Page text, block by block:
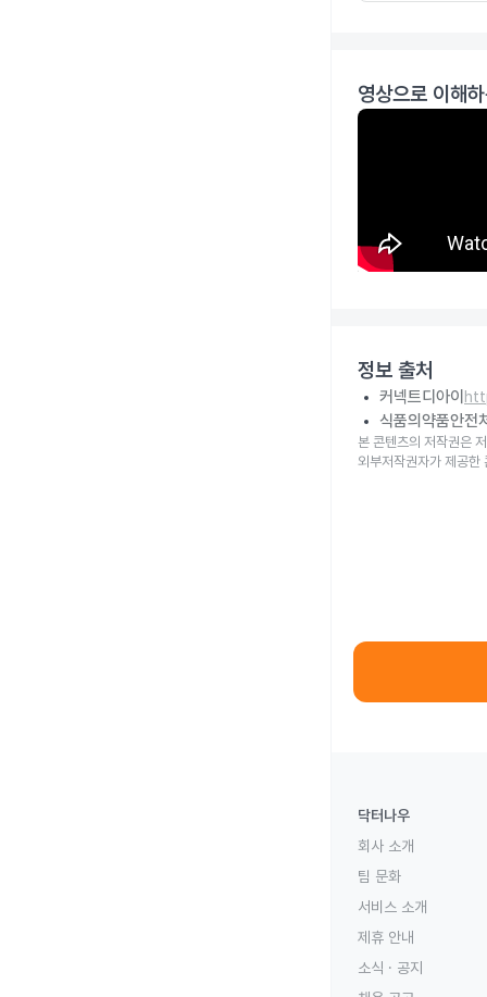
영상으로 이해
정보 출처
커넥트디아이
식품의약품안전
본 콘텐츠의 저작권은
외부저작권자가 제공한
닥터나우
회사 소개
팀 문화
서비스 소개
제휴 안내
소식 · 공지